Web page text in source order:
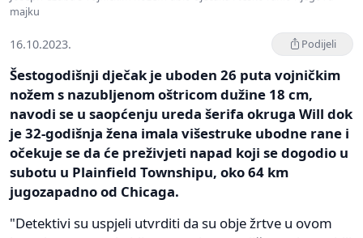
majku
16.10.2023. Podijeli
Šestogodišnji dječak je uboden 26 puta vojničkim
nožem s nazubljenom oštricom dužine 18 cm,
navodi se u saopćenju ureda šerifa okruga Will dok
je 32-godišnja žena imala višestruke ubodne rane i
očekuje se da će preživjeti napad koji se dogodio u
subotu u Plainfield Townshipu, oko 64 km
jugozapadno od Chicaga.
"Detektivi su uspjeli utvrditi da su obje žrtve u ovom